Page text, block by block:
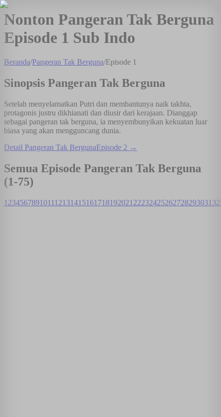
Nonton Pangeran Tak Berguna
Episode 1 Sub Indo
Beranda/Pangeran Tak Berguna/Episode 1
Sinopsis Pangeran Tak Berguna
Setelah menyelamatkan Putri dan membantunya naik takhta,
protagonis justru dikhianati dan diusir dari kerajaan. Dianggap
sebagai pangeran tak berguna, ia menyembunyikan kekuatan luar
biasa yang akan mengguncang dunia.
Detail Pangeran Tak BergunaEpisode 2 →
Semua Episode Pangeran Tak Berguna
(1-75)
1 234567891011 12131415161718192021 22232425262728293031 32